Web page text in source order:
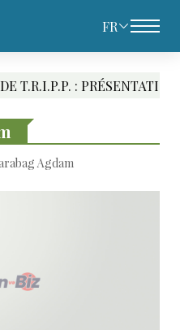
FR
PRÉSENTATION DES
Agdam